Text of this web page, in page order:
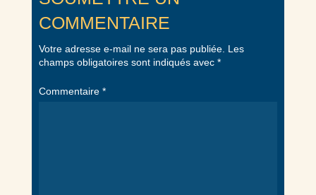
COMMENTAIRE
Votre adresse e-mail ne sera pas publiée. Les
champs obligatoires sont indiqués avec *
Commentaire *